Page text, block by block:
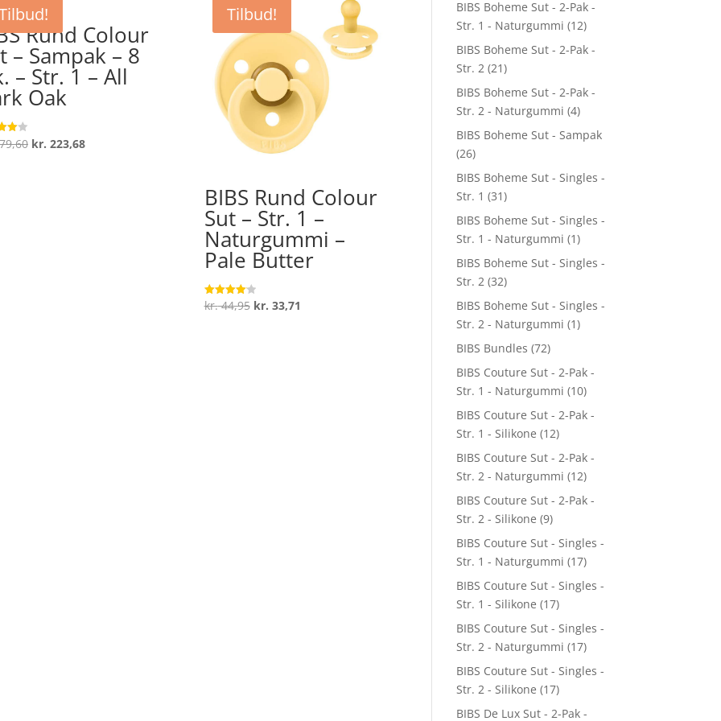
Rund Colour
– Sampak – 8
– Str. 1 – All
Oak
Den
kr. 223,68Den
Tilbud!
BIBS Rund Colour
Sut – Str. 1 –
Naturgummi –
Pale Butter
Vurderet
4.1
kr.44,95 Den
kr. 33,71
BIBS Boheme Sut - 2-Pak -
Str. 1 - Naturgummi (12)
BIBS Boheme Sut - 2-Pak -
Str. 2 (21)
BIBS Boheme Sut - 2-Pak -
Str. 2 - Naturgummi (4)
BIBS Boheme Sut - Sampak
(26)
BIBS Boheme Sut - Singles -
Str. 1 (31)
BIBS Boheme Sut - Singles -
Str. 1 - Naturgummi (1)
BIBS Boheme Sut - Singles -
Str. 2 (32)
BIBS Boheme Sut - Singles -
Str. 2 - Naturgummi (1)
BIBS Bundles (72)
BIBS Couture Sut - 2-Pak -
Str. 1 - Naturgummi (10)
BIBS Couture Sut - 2-Pak -
Str. 1 - Silikone (12)
BIBS Couture Sut - 2-Pak -
Str. 2 - Naturgummi (12)
BIBS Couture Sut - 2-Pak -
Str. 2 - Silikone (9)
BIBS Couture Sut - Singles -
Str. 1 - Naturgummi (17)
BIBS Couture Sut - Singles -
Str. 1 - Silikone (17)
BIBS Couture Sut - Singles -
Str. 2 - Naturgummi (17)
BIBS Couture Sut - Singles -
Str. 2 - Silikone (17)
BIBS De Lux Sut - 2-Pak -